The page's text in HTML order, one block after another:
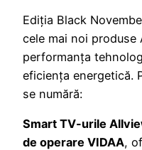
Ediția Black
cele mai noi produse
performanța
eficiența energetică.
se numără:
Smart TV-urile
de operare VIDAA,